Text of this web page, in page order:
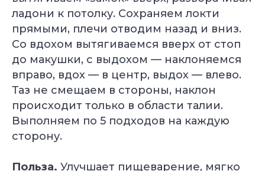
ладони к потолку. Сохраняем локти
прямыми, плечи отводим назад и вниз.
Со вдохом вытягиваемся вверх от стоп
до макушки, с выдохом — наклоняемся
вправо, вдох — в центр, выдох — влево.
Таз не смещаем в стороны, наклон
происходит только в области талии.
Выполняем по 5 подходов на каждую
сторону.
Польза. Улучшает пищеварение, мягко